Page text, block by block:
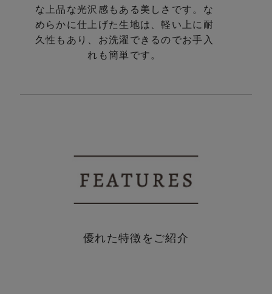
な 上品な光沢感もある美しさです。 な
めらかに仕上げた生地は、軽い上に耐
久性もあり、 お洗濯できるのでお手入
れも簡単です。
優れた特徴をご紹介